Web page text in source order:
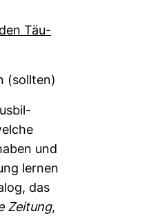
Täu­
(sollten)
und
lernen
das
Zei­tung,